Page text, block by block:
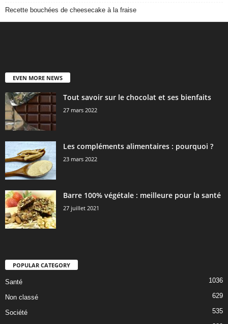
Recette bouchées de cheesecake à la fraise
EVEN MORE NEWS
Tout savoir sur le chocolat et ses bienfaits
27 mars 2022
Les compléments alimentaires : pourquoi ?
23 mars 2022
Barre 100% végétale : meilleure pour la santé
27 juillet 2021
POPULAR CATEGORY
Santé 1036
Non classé 629
Société
535